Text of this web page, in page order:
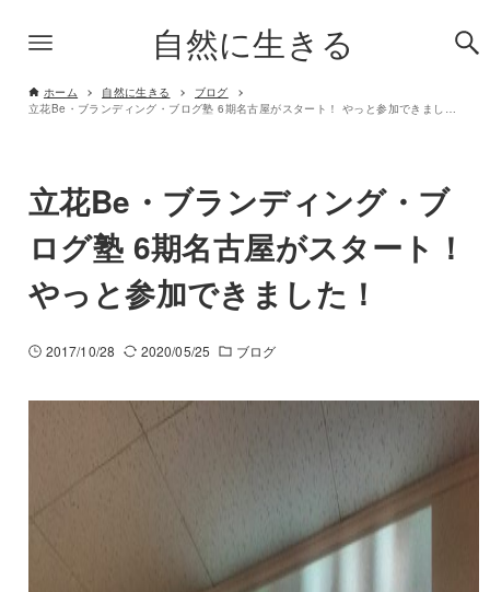
自然に生きる
ホーム 自然に生きる
ブログ
立花Be・ブランディング・ブログ塾 6期名古屋がスタート！ やっと参加できました！
立花Be・ブランディング・ブ
ログ塾 6期名古屋がスタート！
やっと参加できました！
2017/10/28 2020/05/25 ブログ